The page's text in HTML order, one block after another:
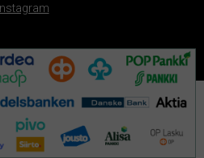
Instagram